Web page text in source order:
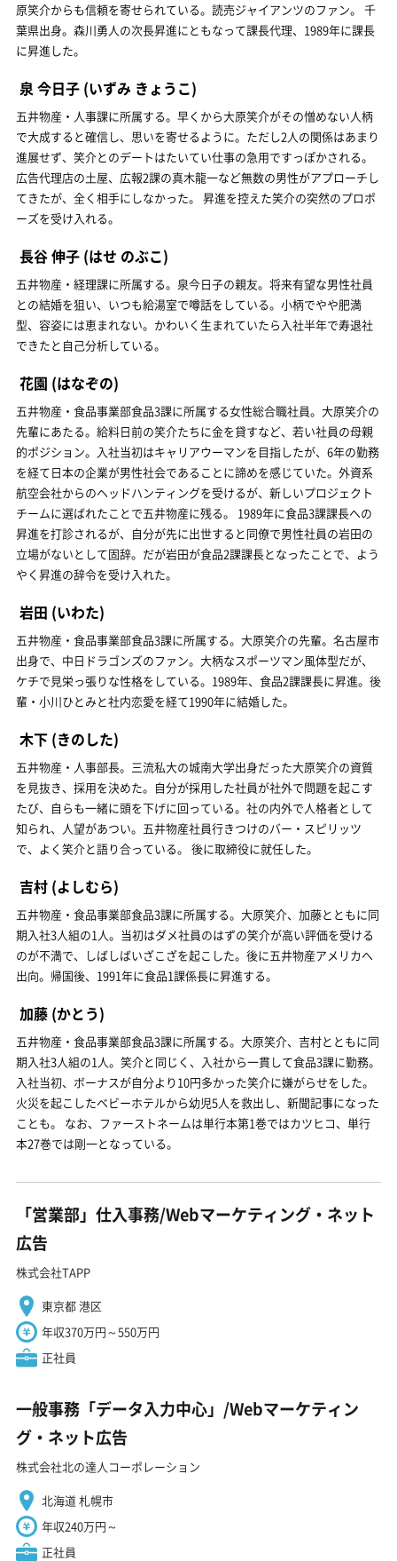
原笑介からも信頼を寄せられている。読売ジャイアンツのファン。 千
葉県出身。森川勇人の次長昇進にともなって課長代理、1989年に課長
に昇進した。
泉 今日子 (いずみ きょうこ)
五井物産・人事課に所属する。早くから大原笑介がその憎めない人柄
で大成すると確信し、思いを寄せるように。ただし2人の関係はあまり
進展せず、笑介とのデートはたいてい仕事の急用ですっぽかされる。
広告代理店の土屋、広報2課の真木龍一など無数の男性がアプローチし
てきたが、全く相手にしなかった。 昇進を控えた笑介の突然のプロポ
ーズを受け入れる。
長谷 伸子 (はせ のぶこ)
五井物産・経理課に所属する。泉今日子の親友。将来有望な男性社員
との結婚を狙い、いつも給湯室で噂話をしている。小柄でやや肥満
型、容姿には恵まれない。かわいく生まれていたら入社半年で寿退社
できたと自己分析している。
花園 (はなぞの)
五井物産・食品事業部食品3課に所属する女性総合職社員。大原笑介の
先輩にあたる。給料日前の笑介たちに金を貸すなど、若い社員の母親
的ポジション。入社当初はキャリアウーマンを目指したが、6年の勤務
を経て日本の企業が男性社会であることに諦めを感じていた。外資系
航空会社からのヘッドハンティングを受けるが、新しいプロジェクト
チームに選ばれたことで五井物産に残る。 1989年に食品3課課長への
昇進を打診されるが、自分が先に出世すると同僚で男性社員の岩田の
立場がないとして固辞。だが岩田が食品2課課長となったことで、よう
やく昇進の辞令を受け入れた。
岩田 (いわた)
五井物産・食品事業部食品3課に所属する。大原笑介の先輩。名古屋市
出身で、中日ドラゴンズのファン。大柄なスポーツマン風体型だが、
ケチで見栄っ張りな性格をしている。1989年、食品2課課長に昇進。後
輩・小川ひとみと社内恋愛を経て1990年に結婚した。
木下 (きのした)
五井物産・人事部長。三流私大の城南大学出身だった大原笑介の資質
を見抜き、採用を決めた。自分が採用した社員が社外で問題を起こす
たび、自らも一緒に頭を下げに回っている。社の内外で人格者として
知られ、人望があつい。五井物産社員行きつけのバー・スピリッツ
で、よく笑介と語り合っている。 後に取締役に就任した。
吉村 (よしむら)
五井物産・食品事業部食品3課に所属する。大原笑介、加藤とともに同
期入社3人組の1人。当初はダメ社員のはずの笑介が高い評価を受ける
のが不満で、しばしばいざこざを起こした。後に五井物産アメリカへ
出向。帰国後、1991年に食品1課係長に昇進する。
加藤 (かとう)
五井物産・食品事業部食品3課に所属する。大原笑介、吉村とともに同
期入社3人組の1人。笑介と同じく、入社から一貫して食品3課に勤務。
入社当初、ボーナスが自分より10円多かった笑介に嫌がらせをした。
火災を起こしたベビーホテルから幼児5人を救出し、新聞記事になった
ことも。 なお、ファーストネームは単行本第1巻ではカツヒコ、単行
本27巻では剛一となっている。
「営業部」仕入事務/Webマーケティング・ネット
広告
株式会社TAPP
東京都 港区
年収370万円～550万円
正社員
一般事務「データ入力中心」/Webマーケティン
グ・ネット広告
株式会社北の達人コーポレーション
北海道 札幌市
年収240万円～
正社員